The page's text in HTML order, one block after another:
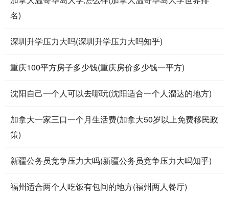
名)
深圳升学压力大吗(深圳升学压力大吗知乎)
重庆100平方房子多少钱(重庆房价多少钱一平方)
沈阳自己一个人可以去哪玩(沈阳适合一个人溜达的地方)
加拿大一家三口一个月生活费(加拿大50岁以上免费移民政
策)
新疆公务员竞争压力大吗(新疆公务员竞争压力大吗知乎)
福州适合两个人吃饭有包间的地方(福州两人餐厅)